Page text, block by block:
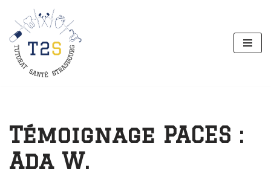
Aller
au
contenu
Témoignage PACES :
Ada W.